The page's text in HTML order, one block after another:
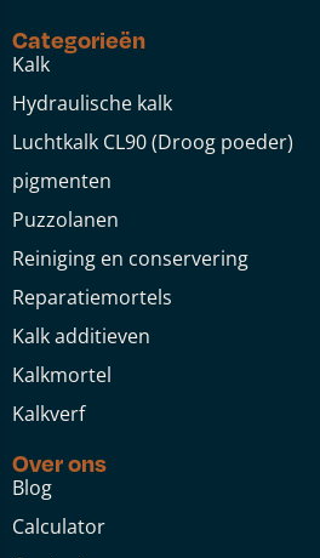
Categorieën
Kalk
Hydraulische kalk
Luchtkalk CL90 (Droog poeder)
pigmenten
Puzzolanen
Reiniging en conservering
Reparatiemortels
Kalk additieven
Kalkmortel
Kalkverf
Over ons
Blog
Calculator